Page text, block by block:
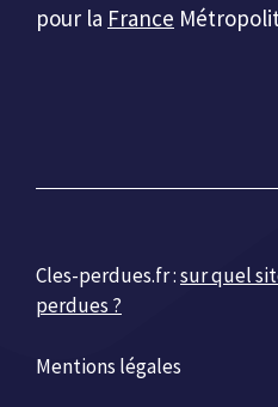
pour la France
Cles-perdues.fr :sur quel
perdues ?
Mentions légales